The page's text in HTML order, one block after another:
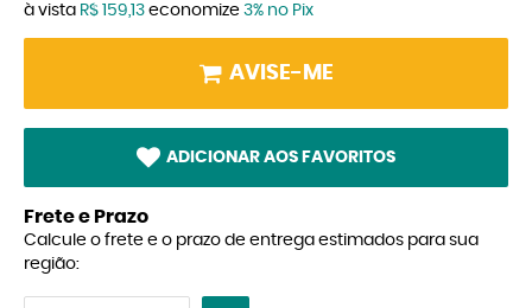
à vista R$ 159,13 economize 3% no Pix
AVISE-ME
ADICIONAR AOS FAVORITOS
Frete e Prazo
Calcule o frete e o prazo de entrega estimados para sua
região: